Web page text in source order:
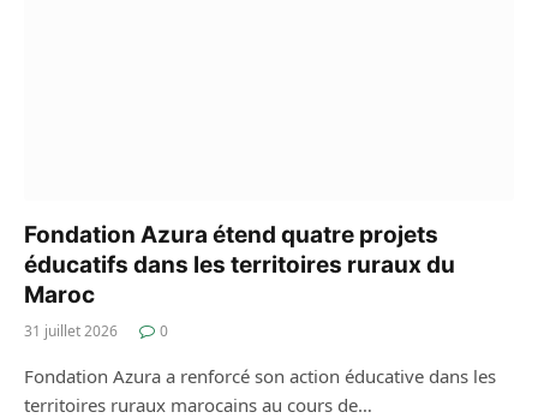
Fondation Azura étend quatre projets
éducatifs dans les territoires ruraux du
Maroc
31 juillet 2026 0
Fondation Azura a renforcé son action éducative dans les
territoires ruraux marocains au cours de…